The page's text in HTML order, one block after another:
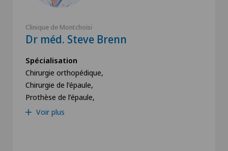
Clinique de Montchoisi
Dr méd. Steve Brenn
Spécialisation
Chirurgie orthopédique,
Chirurgie de l’épaule,
Prothèse de l’épaule,
Voir plus